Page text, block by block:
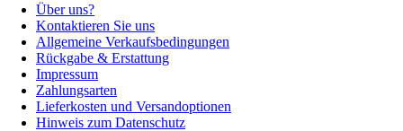
Über uns?
Kontaktieren Sie uns
Allgemeine Verkaufsbedingungen
Rückgabe & Erstattung
Impressum
Zahlungsarten
Lieferkosten und Versandoptionen
Hinweis zum Datenschutz